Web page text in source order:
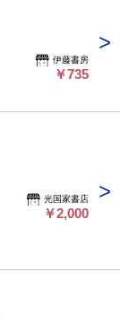
伊藤書房
￥735
光国家書店
￥2,000